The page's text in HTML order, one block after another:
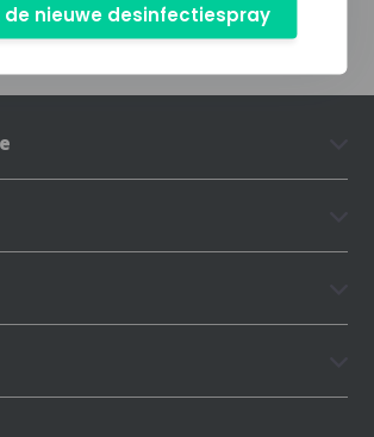
de nieuwe desinfectiespray